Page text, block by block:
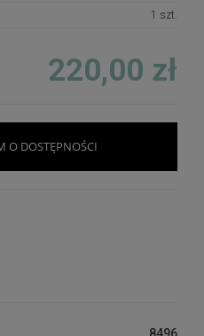
1 szt.
220,00 zł
O DOSTĘPNOŚCI